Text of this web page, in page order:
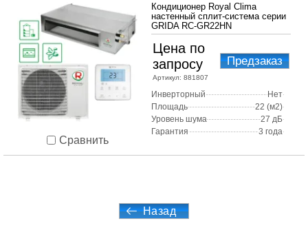
Сравнить
Кондиционер Royal Clima
настенный сплит-система серии
GRIDA RC-GR22HN
Цена по
запросу
Артикул: 881807
Предзаказ
Инверторный
Нет
Площадь
22 (м2)
Уровень шума
27 дБ
Гарантия
3 года
Назад